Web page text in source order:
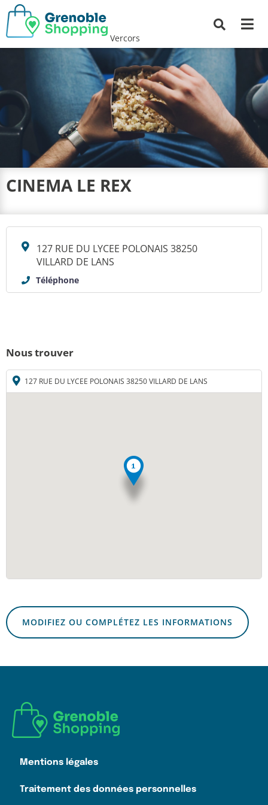
Vercors
CINEMA LE REX
127 RUE DU LYCEE POLONAIS 38250
VILLARD DE LANS
Téléphone
Nous trouver
127 RUE DU LYCEE POLONAIS 38250 VILLARD DE LANS
MODIFIEZ OU COMPLÉTEZ LES INFORMATIONS
Mentions légales
Traitement des données personnelles